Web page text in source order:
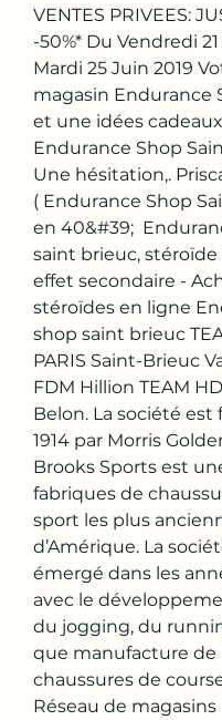
VENTES PRIVEES:
-50%* Du Vendredi
Mardi 25 Juin 2019
magasin Endurance
et une idées
Endurance Shop
Une hésitation,.
( Endurance Shop
en 40&#39;
saint brieuc,
effet secondaire -
stéroïdes en ligne
shop saint brieuc
PARIS Saint-Brieuc
FDM Hillion TEAM
Belon. La société est
1914 par Morris
Brooks Sports est
fabriques de
sport les plus
d’Amérique. La
émergé dans les
avec le
du jogging, du
que manufacture de
chaussures de
Réseau de magasins